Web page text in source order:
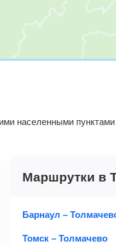
населенными
Маршрутки в
Барнаул –
Томск – Толмачево